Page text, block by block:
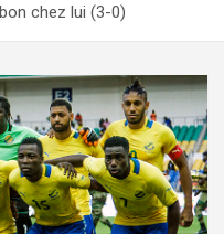
chez lui (3-0)